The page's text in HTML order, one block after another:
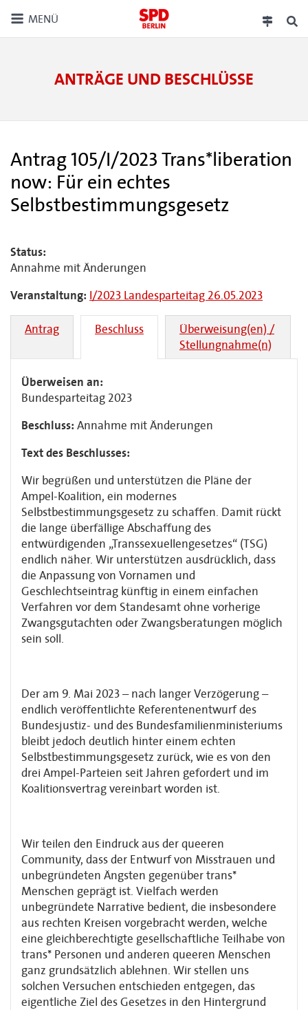
MENÜ
ANTRÄGE UND BESCHLÜSSE
Antrag 105/I/2023 Trans*liberation
now: Für ein echtes
Selbstbestimmungsgesetz
Status:
Annahme mit Änderungen
Veranstaltung: I/2023 Landesparteitag 26.05.2023
Antrag Beschluss
Überweisung(en) /
Stellungnahme(n)
Überweisen an:
Bundesparteitag 2023
Beschluss: Annahme mit Änderungen
Text des Beschlusses:
Wir begrüßen und unterstützen die Pläne der
Ampel-Koalition, ein modernes
Selbstbestimmungsgesetz zu schaffen. Damit rückt
die lange überfällige Abschaffung des
entwürdigenden „Transsexuellengesetzes“ (TSG)
endlich näher. Wir unterstützen ausdrücklich, dass
die Anpassung von Vornamen und
Geschlechtseintrag künftig in einem einfachen
Verfahren vor dem Standesamt ohne vorherige
Zwangsgutachten oder Zwangsberatungen möglich
sein soll.
Der am 9. Mai 2023 – nach langer Verzögerung –
endlich veröffentlichte Referentenentwurf des
Bundesjustiz- und des Bundesfamilienministeriums
bleibt jedoch deutlich hinter einem echten
Selbstbestimmungsgesetz zurück, wie es von den
drei Ampel-Parteien seit Jahren gefordert und im
Koalitionsvertrag vereinbart worden ist.
Wir teilen den Eindruck aus der queeren
Community, dass der Entwurf von Misstrauen und
unbegründeten Ängsten gegenüber trans*
Menschen geprägt ist. Vielfach werden
unbegründete Narrative bedient, die insbesondere
aus rechten Kreisen vorgebracht werden, welche
eine gleichberechtigte gesellschaftliche Teilhabe von
trans* Personen und anderen queeren Menschen
ganz grundsätzlich ablehnen. Wir stellen uns
solchen Versuchen entschieden entgegen, das
eigentliche Ziel des Gesetzes in den Hintergrund